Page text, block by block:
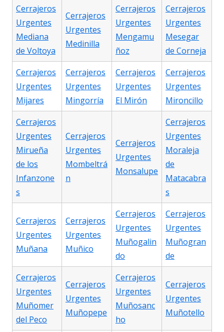
Cerrajeros
Urgentes
Mediana
de Voltoya
Cerrajeros
Urgentes
Medinilla
Cerrajeros
Urgentes
Mengamu
ñoz
Cerrajeros
Urgentes
Mesegar
de Corneja
Cerrajeros
Urgentes
Mijares
Cerrajeros
Urgentes
Mingorría
Cerrajeros
Urgentes
El Mirón
Cerrajeros
Urgentes
Mironcillo
Cerrajeros
Urgentes
Mirueña
de los
Infanzone
s
Cerrajeros
Urgentes
Mombeltrá
n
Cerrajeros
Urgentes
Monsalupe
Cerrajeros
Urgentes
Moraleja
de
Matacabra
s
Cerrajeros
Urgentes
Muñana
Cerrajeros
Urgentes
Muñico
Cerrajeros
Urgentes
Muñogalin
do
Cerrajeros
Urgentes
Muñogran
de
Cerrajeros
Urgentes
Muñomer
del Peco
Cerrajeros
Urgentes
Muñopepe
Cerrajeros
Urgentes
Muñosanc
ho
Cerrajeros
Urgentes
Muñotello